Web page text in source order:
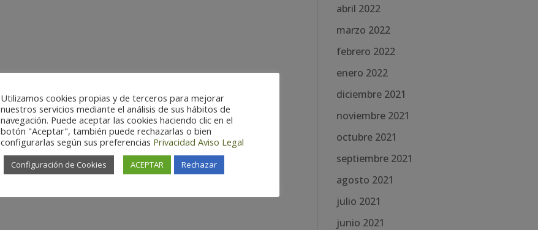
abril 2022
marzo 2022
febrero 2022
enero 2022
diciembre 2021
noviembre 2021
octubre 2021
septiembre 2021
agosto 2021
julio 2021
junio 2021
Utilizamos cookies propias y de terceros para mejorar
nuestros servicios mediante el análisis de sus hábitos de
navegación. Puede aceptar las cookies haciendo clic en el
botón "Aceptar", también puede rechazarlas o bien
configurarlas según sus preferencias Privacidad Aviso Legal
Configuración de Cookies ACEPTAR Rechazar